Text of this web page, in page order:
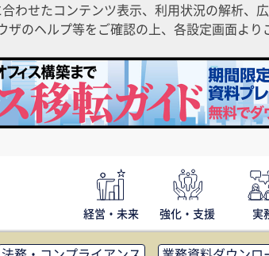
わせたコンテンツ表示、利用状況の解析、
のヘルプ等をご確認の上、各設定画面よ
経営・未来 強化・支援 実